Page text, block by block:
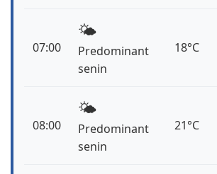
07:00
🌤️
Predominant
senin
18°C
08:00
🌤️
Predominant
senin
21°C